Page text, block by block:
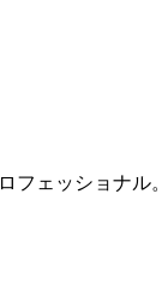
フェッショナル。